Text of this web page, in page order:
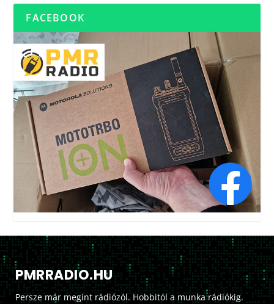
FACEBOOK
PMRRADIO.HU
Persze már megint rádiózól. Hobbitól a munka rádiókig.